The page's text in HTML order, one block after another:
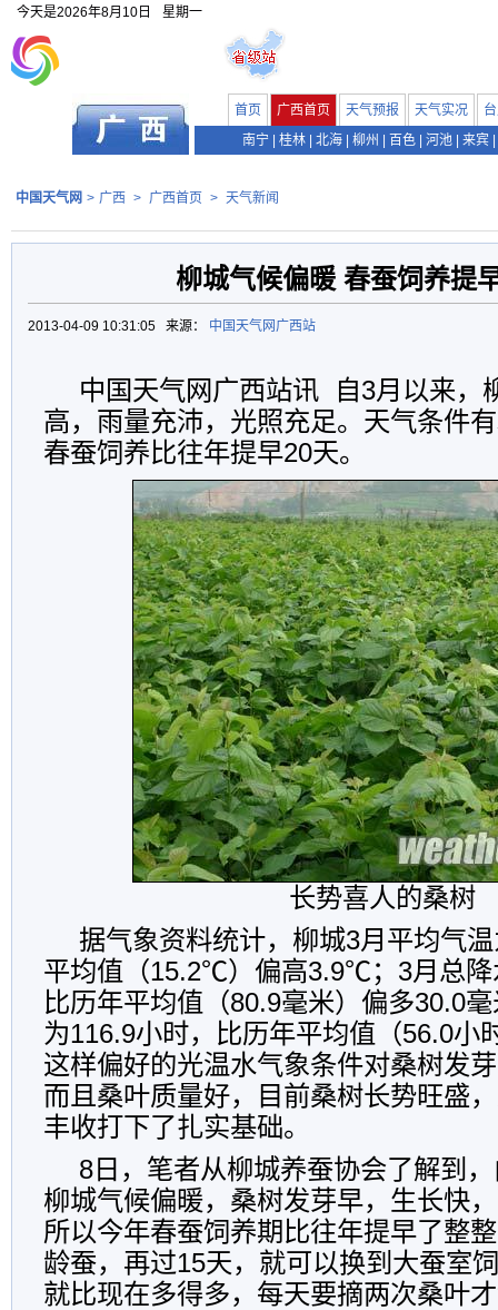
今天是2026年8月10日 星期一
首页 广西首页 天气预报 天气实况
南宁
桂林 北海 柳州 百色 河池 来宾
中国天气网 > 广西 > 广西首页 > 天气新闻
柳城气候偏暖 春蚕饲养提
2013-04-09 10:31:05 来源： 中国天气网广西站
中国天气网广西站讯 自3月以来，
高，雨量充沛，光照充足。天气条件
春蚕饲养比往年提早20天。
长势喜人的桑树
据气象资料统计，柳城3月平均气
平均值（15.2℃）偏高3.9℃；3月总降
比历年平均值（80.9毫米）偏多30.0
为116.9小时，比历年平均值（56.0小
这样偏好的光温水气象条件对桑树发
而且桑叶质量好，目前桑树长势旺盛
丰收打下了扎实基础。
8日，笔者从柳城养蚕协会了解到
柳城气候偏暖，桑树发芽早，生长快
所以今年春蚕饲养期比往年提早了整
龄蚕，再过15天，就可以换到大蚕室
就比现在多得多，每天要摘两次桑叶